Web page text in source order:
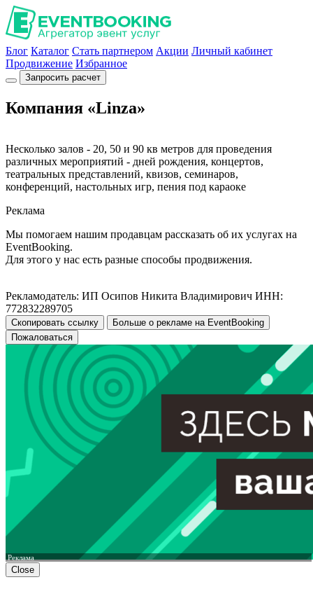
Блог Каталог Стать партнером Акции Личный кабинет
Продвижение Избранное
Запросить расчет
Компания «Linza»
Несколько залов - 20, 50 и 90 кв метров для проведения
различных мероприятий - дней рождения, концертов,
театральных представлений, квизов, семинаров,
конференций, настольных игр, пения под караоке
Реклама
Мы помогаем нашим продавцам рассказать об их услугах на
EventBooking.
Для этого у нас есть разные способы продвижения.
Рекламодатель: ИП Осипов Никита Владимирович ИНН:
772832289705
Скопировать ссылку
Больше о рекламе на EventBooking
Пожаловаться
Реклама
Close